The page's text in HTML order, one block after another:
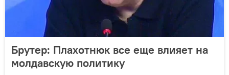
Брутер: Плахотнюк все еще влияет на
молдавскую политику